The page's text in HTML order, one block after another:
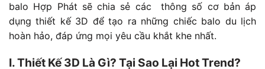
balo Hợp Phát sẽ chia sẻ các thông số cơ bản áp
dụng thiết kế 3D để tạo ra những chiếc balo du lịch
hoàn hảo, đáp ứng mọi yêu cầu khắt khe nhất.
I. Thiết Kế 3D Là Gì? Tại Sao Lại Hot Trend?